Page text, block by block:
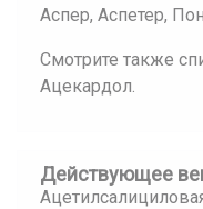
Аспер, Аспетер,
Смотрите также
Ацекардол.
Действующее